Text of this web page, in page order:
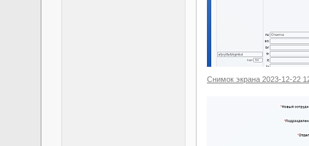
Снимок экрана 2023-12-22